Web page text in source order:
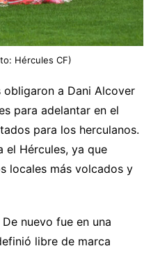
Hércules CF)
a Dani Alcover
para adelantar en el
para los herculanos.
Hércules, ya que
locales más volcados y
nuevo fue en una
libre de marca